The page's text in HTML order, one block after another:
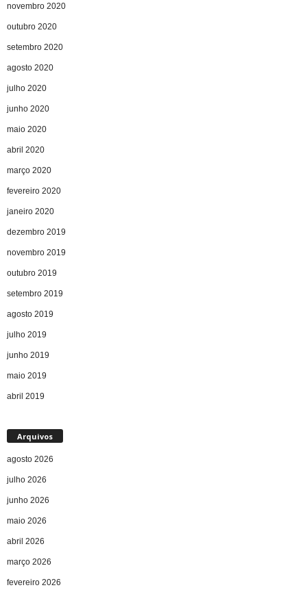
novembro 2020
outubro 2020
setembro 2020
agosto 2020
julho 2020
junho 2020
maio 2020
abril 2020
março 2020
fevereiro 2020
janeiro 2020
dezembro 2019
novembro 2019
outubro 2019
setembro 2019
agosto 2019
julho 2019
junho 2019
maio 2019
abril 2019
Arquivos
agosto 2026
julho 2026
junho 2026
maio 2026
abril 2026
março 2026
fevereiro 2026